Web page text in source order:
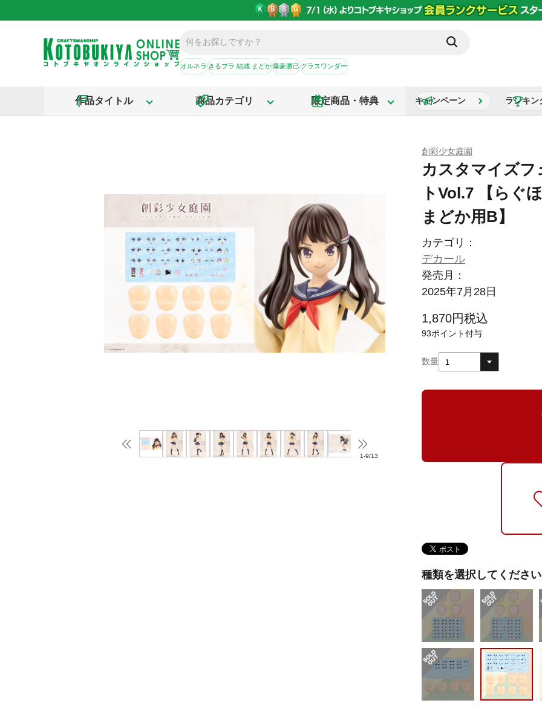
オルネラきるプラ 結城 まどか爆豪勝己グラスワンダー
作品タイトル 商品カテゴリ 限定商品・特典 キャンペーン ランキン
1-9/13
創彩少女庭園
カスタマイズ
トVol.7 【らぐ
まどか用B】
カテゴリ：
デカール
発売月：
2025年7月28日
1,870円税込
93ポイント付与
数量 1
種類を選択してください